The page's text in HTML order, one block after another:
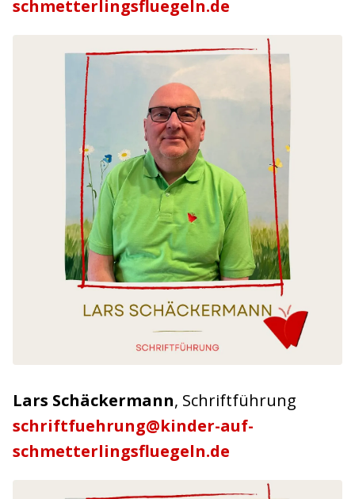
schmetterlingsfluegeln.de
Lars Schäckermann, Schriftführung
schriftfuehrung@kinder-auf-
schmetterlingsfluegeln.de